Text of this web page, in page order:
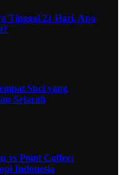
Tinggal 21 Hari, Apa
Suci yang
Sejarah
vs Point Coffee:
Indonesia